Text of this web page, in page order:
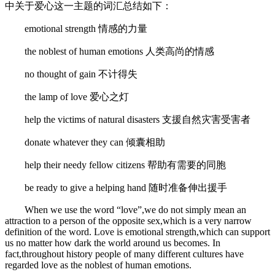
中关于爱心这一主题的词汇总结如下：
emotional strength 情感的力量
the noblest of human emotions 人类高尚的情感
no thought of gain 不计得失
the lamp of love 爱心之灯
help the victims of natural disasters 支援自然灾害受害者
donate whatever they can 倾囊相助
help their needy fellow citizens 帮助有需要的同胞
be ready to give a helping hand 随时准备伸出援手
When we use the word “love”,we do not simply mean an
attraction to a person of the opposite sex,which is a very narrow
definition of the word. Love is emotional strength,which can support
us no matter how dark the world around us becomes. In
fact,throughout history people of many different cultures have
regarded love as the noblest of human emotions.